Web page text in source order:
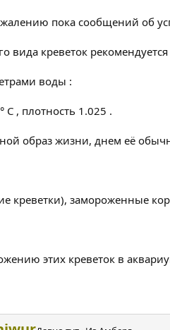
пока сообщений об
вида креветок
воды :
С , плотность 1.025 .
образ жизни, днем её
креветки), замороженные
этих креветок в